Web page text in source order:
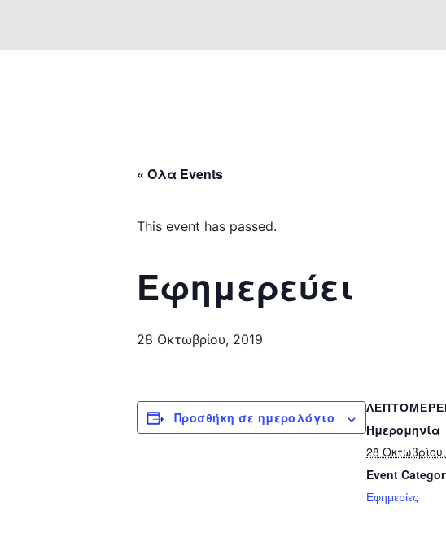
« Όλα Events
This event has passed.
Εφημερεύει
28 Οκτωβρίου, 2019
Προσθήκη σε ημερολόγιο
Ημερομηνία
28
Event
Εφημερίες